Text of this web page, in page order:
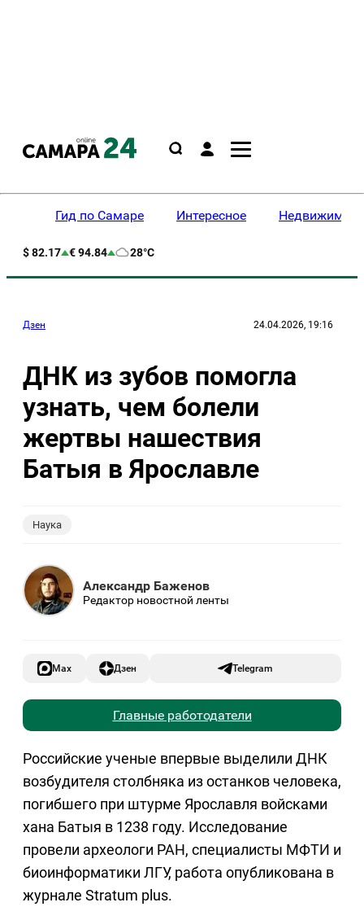
Гид по Самаре Интересное
$ 82.17 € 94.84 28°C
Дзен 24.04.2026, 19:16
ДНК из зубов помогла
узнать, чем болели
жертвы нашествия
Батыя в Ярославле
Наука
Александр Баженов
Редактор новостной ленты
Max Дзен Telegram
Главные работодатели
Российские ученые впервые выделили ДНК
возбудителя столбняка из останков человека,
погибшего при штурме Ярославля войсками
хана Батыя в 1238 году. Исследование
провели археологи РАН, специалисты МФТИ и
биоинформатики ЛГУ, работа опубликована в
журнале Stratum plus.